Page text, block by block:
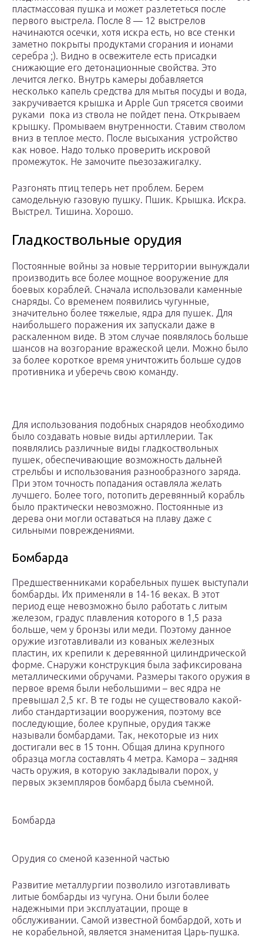
пластмассовая пушка и может разлететься после
первого выстрела. После 8 — 12 выстрелов
начинаются осечки, хотя искра есть, но все стенки
заметно покрыты продуктами сгорания и ионами
серебра ;). Видно в освежителе есть присадки
снижающие его детонационные свойства. Это
лечится легко. Внутрь камеры добавляется
несколько капель средства для мытья посуды и вода,
закручивается крышка и Apple Gun трясется своими
руками пока из ствола не пойдет пена. Открываем
крышку. Промываем внутренности. Ставим стволом
вниз в теплое место. После высыхания устройство
как новое. Надо только проверить искровой
промежуток. Не замочите пьезозажигалку.
Разгонять птиц теперь нет проблем. Берем
самодельную газовую пушку. Пшик. Крышка. Искра.
Выстрел. Тишина. Хорошо.
Гладкоствольные орудия
Постоянные войны за новые территории вынуждали
производить все более мощное вооружение для
боевых кораблей. Сначала использовали каменные
снаряды. Со временем появились чугунные,
значительно более тяжелые, ядра для пушек. Для
наибольшего поражения их запускали даже в
раскаленном виде. В этом случае появлялось больше
шансов на возгорание вражеской цели. Можно было
за более короткое время уничтожить больше судов
противника и уберечь свою команду.
Для использования подобных снарядов необходимо
было создавать новые виды артиллерии. Так
появлялись различные виды гладкоствольных
пушек, обеспечивающие возможность дальней
стрельбы и использования разнообразного заряда.
При этом точность попадания оставляла желать
лучшего. Более того, потопить деревянный корабль
было практически невозможно. Постоянные из
дерева они могли оставаться на плаву даже с
сильными повреждениями.
Бомбарда
Предшественниками корабельных пушек выступали
бомбарды. Их применяли в 14-16 веках. В этот
период еще невозможно было работать с литым
железом, градус плавления которого в 1,5 раза
больше, чем у бронзы или меди. Поэтому данное
оружие изготавливали из кованых железных
пластин, их крепили к деревянной цилиндрической
форме. Снаружи конструкция была зафиксирована
металлическими обручами. Размеры такого оружия в
первое время были небольшими – вес ядра не
превышал 2,5 кг. В те годы не существовало какой-
либо стандартизации вооружения, поэтому все
последующие, более крупные, орудия также
называли бомбардами. Так, некоторые из них
достигали вес в 15 тонн. Общая длина крупного
образца могла составлять 4 метра. Камора – задняя
часть оружия, в которую закладывали порох, у
первых экземпляров бомбард была съемной.
Бомбарда
Орудия со сменой казенной частью
Развитие металлургии позволило изготавливать
литые бомбарды из чугуна. Они были более
надежными при эксплуатации, проще в
обслуживании. Самой известной бомбардой, хоть и
не корабельной, является знаменитая Царь-пушка.